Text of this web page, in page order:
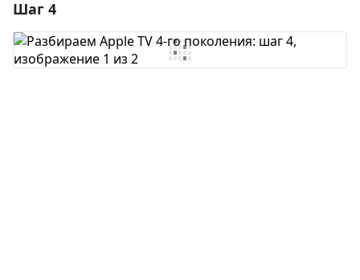
Добавить комментарий
Шаг 4